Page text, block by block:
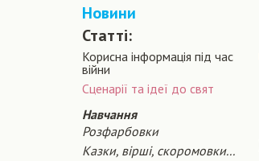
Новини
Статті:
Корисна інформація під час
війни
Сценарiї та iдеї до свят
Навчання
Розфарбовки
Казки, вірші, скоромовки...